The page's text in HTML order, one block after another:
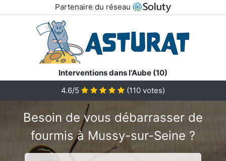
Partenaire du réseau
Interventions dans l'Aube (10)
4.6/5 (110 votes)
Besoin de vous débarrasser de
fourmis à Mussy-sur-Seine ?